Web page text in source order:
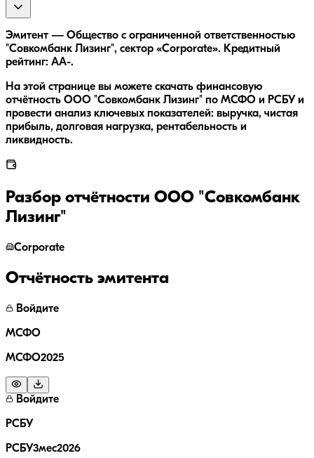
Эмитент — Общество с ограниченной ответственностью
"Совкомбанк Лизинг", сектор «Corporate». Кредитный
рейтинг: AA-.
На этой странице вы можете скачать финансовую
отчётность ООО "Совкомбанк Лизинг" по МСФО и РСБУ и
провести анализ ключевых показателей: выручка, чистая
прибыль, долговая нагрузка, рентабельность и
ликвидность.
Разбор отчётности ООО "Совкомбанк
Лизинг"
Corporate
Отчётность эмитента
Войдите
МСФО
МСФО2025
Войдите
РСБУ
РСБУ3мес2026